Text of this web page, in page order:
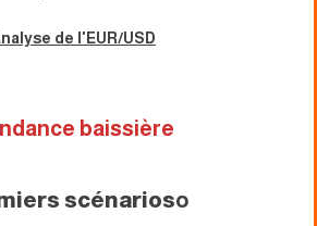
de l'EUR/USD
baissière
scénarioso